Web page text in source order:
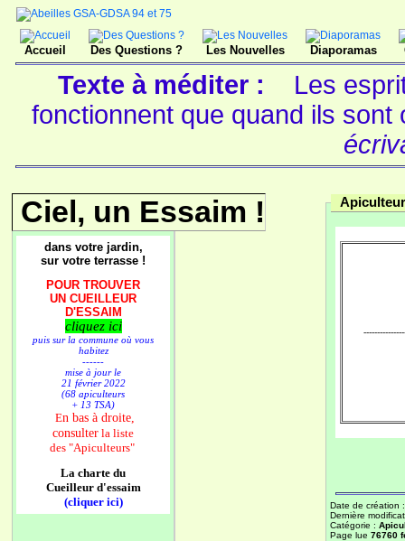
Accueil Des Questions ? Les Nouvelles Diaporamas
Texte à méditer :
Les
fonctionnent que quand ils
Ciel, un Essaim !
dans votre jardin,
sur votre terrasse !
POUR TROUVER
UN CUEILLEUR
D'ESSAIM
cliquez ici
puis sur la commune où vous
habitez
------
mise à jour le
21 février 2022
(68 apiculteurs
+ 13 TSA)
En bas à droite,
consulter la liste
des "Apiculteurs"
La charte du
Cueilleur d'essaim
(cliquer ici)
Date de création
Dernière
Catégorie :
Page lue 76760